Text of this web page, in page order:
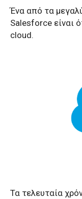
Ένα από τα
Salesforce είναι
cloud.
Τα τελευταία